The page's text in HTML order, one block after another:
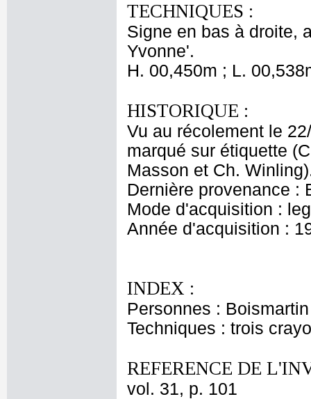
TECHNIQUES :
Signe en bas à droite,
Yvonne'.
H. 00,450m ; L.
HISTORIQUE :
Vu au récolement le
marqué sur étiquette
Masson et Ch.
Dernière provenance :
Mode d'acquisition :
Année d'acquisition :
INDEX :
Personnes : Boismartin
Techniques : trois
REFERENCE DE
vol. 31, p. 101